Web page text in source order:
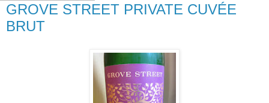
GROVE STREET PRIVATE CUVÉE
BRUT